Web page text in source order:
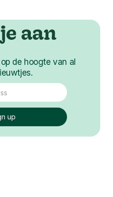
aan
de hoogte van al